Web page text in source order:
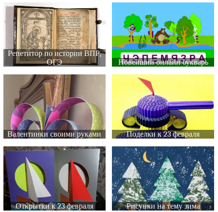
Репетитор по истории ВПР,
ОГЭ
Новейший онлайн букварь
Валентинки своими руками Поделки к 23 февраля
Открытки к 23 февраля Рисунки на тему зима